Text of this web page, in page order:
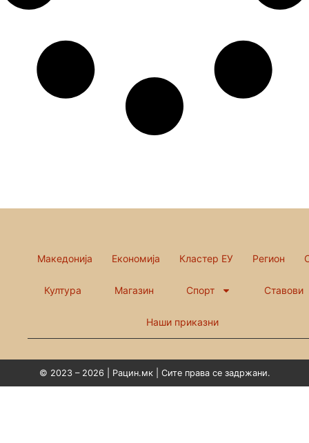
Македонија Економија Кластер ЕУ Регион
Култура Магазин Спорт Ставови
Наши приказни
© 2023 – 2026 | Рацин.мк | Сите права се задржани.